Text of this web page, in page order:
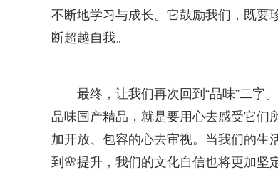
不断地学习与成长。它鼓励我们，既要
断超越自我。
最终，让我们再次回到“品味”二字
品味国产精品，就是要用心去感受它们
加开放、包容的心去审视。当我们的生
到🌸提升，我们的文化自信也将更加坚定